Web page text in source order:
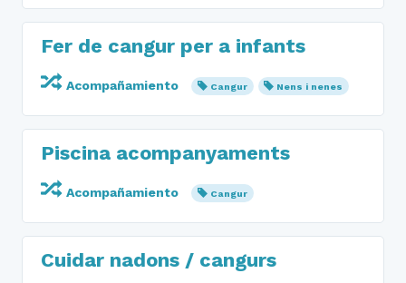
Fer de cangur per a infants
Acompañamiento Cangur Nens i nenes
Piscina acompanyaments
Acompañamiento Cangur
Cuidar nadons / cangurs